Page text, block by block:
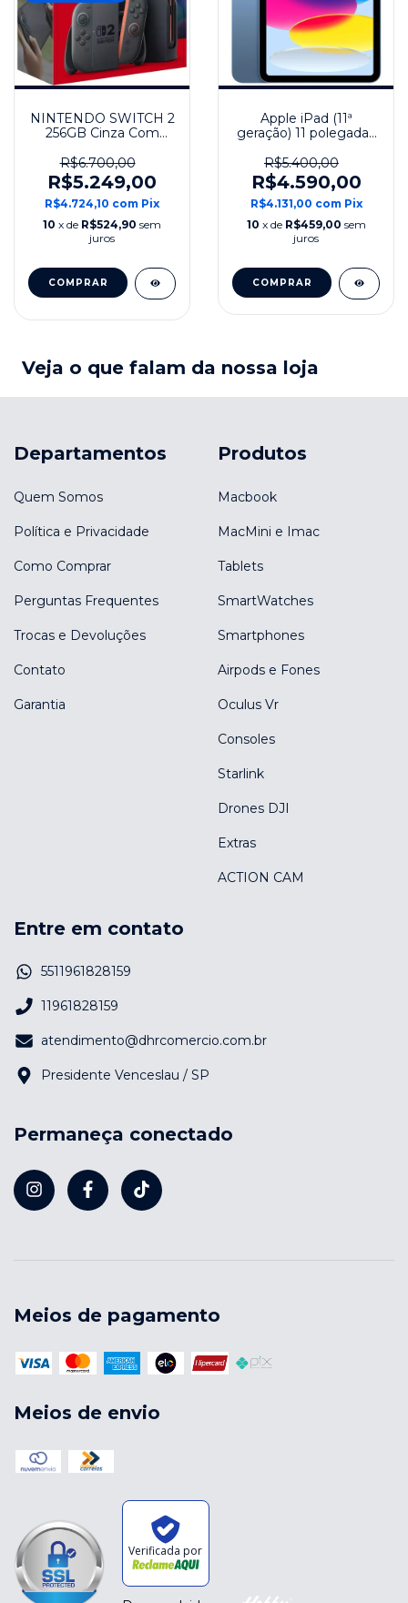
NINTENDO SWITCH 2
256GB Cinza Com
R$6.700,00
R$5.249,00
R$4.724,10 com Pix
10 x de R$524,90 sem
juros
Apple iPad (11ª
geração) 11 polegadas
2025 - Azul
R$5.400,00
R$4.590,00
R$4.131,00 com Pix
10 x de R$459,00 sem
juros
COMPRAR
Veja o que falam da nossa loja
Departamentos
Quem Somos
Política e Privacidade
Como Comprar
Perguntas Frequentes
Trocas e Devoluções
Contato
Garantia
Produtos
Macbook
MacMini e Imac
Tablets
SmartWatches
Smartphones
Airpods e Fones
Oculus Vr
Consoles
Starlink
Drones DJI
Extras
ACTION CAM
Entre em contato
5511961828159
11961828159
atendimento@dhrcomercio.com.br
Presidente Venceslau / SP
Permaneça conectado
Meios de pagamento
Meios de envio
Verificada por